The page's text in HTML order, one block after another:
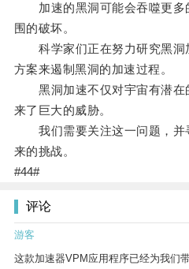
加速的黑洞可能会吞噬更多
围的破坏。
科学家们正在努力研究黑洞
方案来遏制黑洞的加速过程。
黑洞加速不仅对宇宙有潜在
来了巨大的威胁。
我们需要关注这一问题，并
来的挑战。
#44#
评论
游客
这款加速器VPM应用程序已经为我们